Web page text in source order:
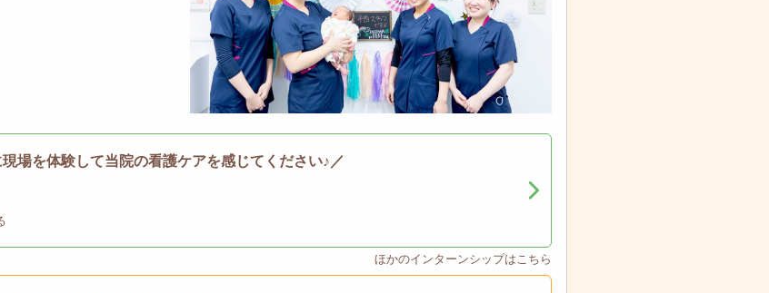
場を体験して当院の看護ケアを感じてください♪／
ほかのインターンシップはこちら